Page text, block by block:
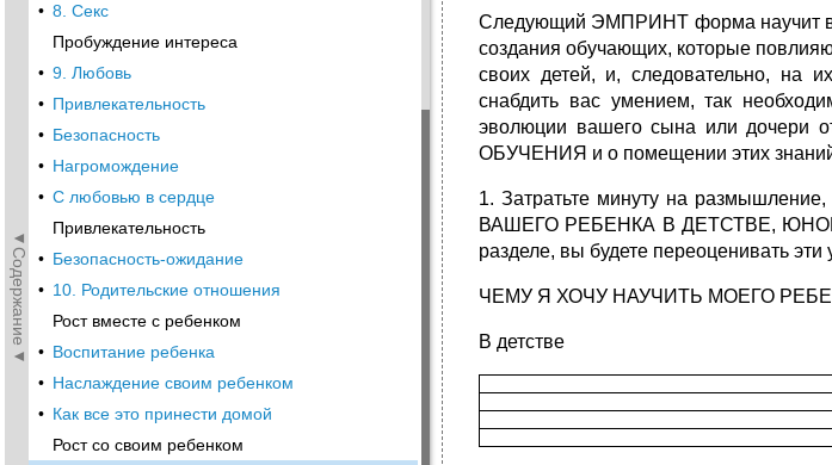
◄Содержание◄
• 8. Секс
Пробуждение интереса
• 9. Любовь
• Привлекательность
• Безопасность
• Нагромождение
• С любовью в сердце
Привлекательность
• Безопасность-ожидание
• 10. Родительские отношения
Рост вместе с ребенком
• Воспитание ребенка
• Наслаждение своим ребенком
• Как все это принести домой
Рост со своим ребенком
Следующий ЭМПРИНТ форма научит
создания обучающих, которые
своих детей, и, следовательно, на
снабдить вас умением, так
эволюции вашего сына или дочери
ОБУЧЕНИЯ и о помещении этих знаний
1. Затратьте минуту на
ВАШЕГО РЕБЕНКА В ДЕТСТВЕ,
разделе, вы будете переоценивать
ЧЕМУ Я ХОЧУ НАУЧИТЬ МОЕГО
В детстве